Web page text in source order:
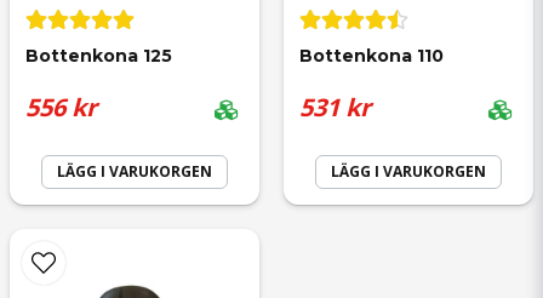
Bottenkona 125
556 kr
LÄGG I VARUKORGEN
Bottenkona 110
531 kr
LÄGG I VARUKORGEN